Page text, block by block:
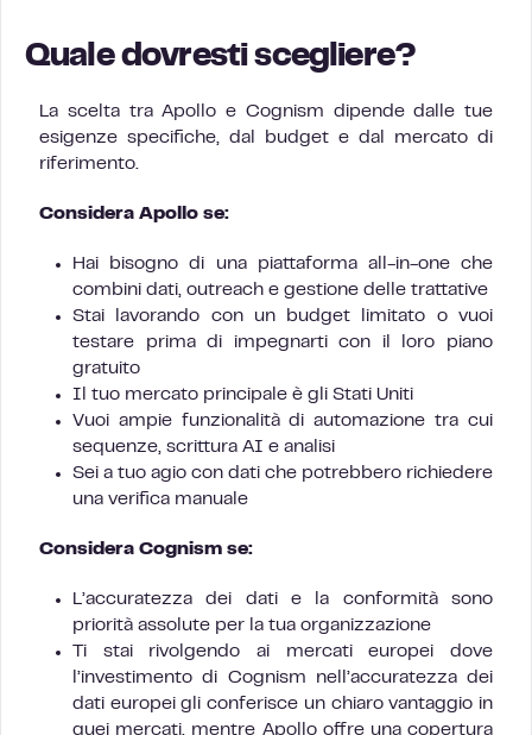
Quale dovresti scegliere?
La scelta tra Apollo e Cognism dipende dalle tue
esigenze specifiche, dal budget e dal mercato di
riferimento.
Considera Apollo se:
Hai bisogno di una piattaforma all-in-one che
combini dati, outreach e gestione delle trattative
Stai lavorando con un budget limitato o vuoi
testare prima di impegnarti con il loro piano
gratuito
Il tuo mercato principale è gli Stati Uniti
Vuoi ampie funzionalità di automazione tra cui
sequenze, scrittura AI e analisi
Sei a tuo agio con dati che potrebbero richiedere
una verifica manuale
Considera Cognism se:
L’accuratezza dei dati e la conformità sono
priorità assolute per la tua organizzazione
Ti stai rivolgendo ai mercati europei dove
l’investimento di Cognism nell’accuratezza dei
dati europei gli conferisce un chiaro vantaggio in
quei mercati, mentre Apollo offre una copertura